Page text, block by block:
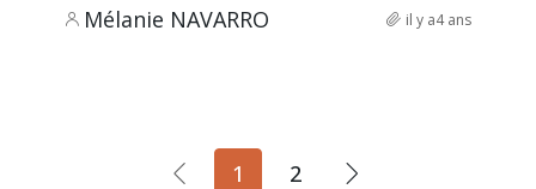
Mélanie NAVARRO il y a4 ans
1 2